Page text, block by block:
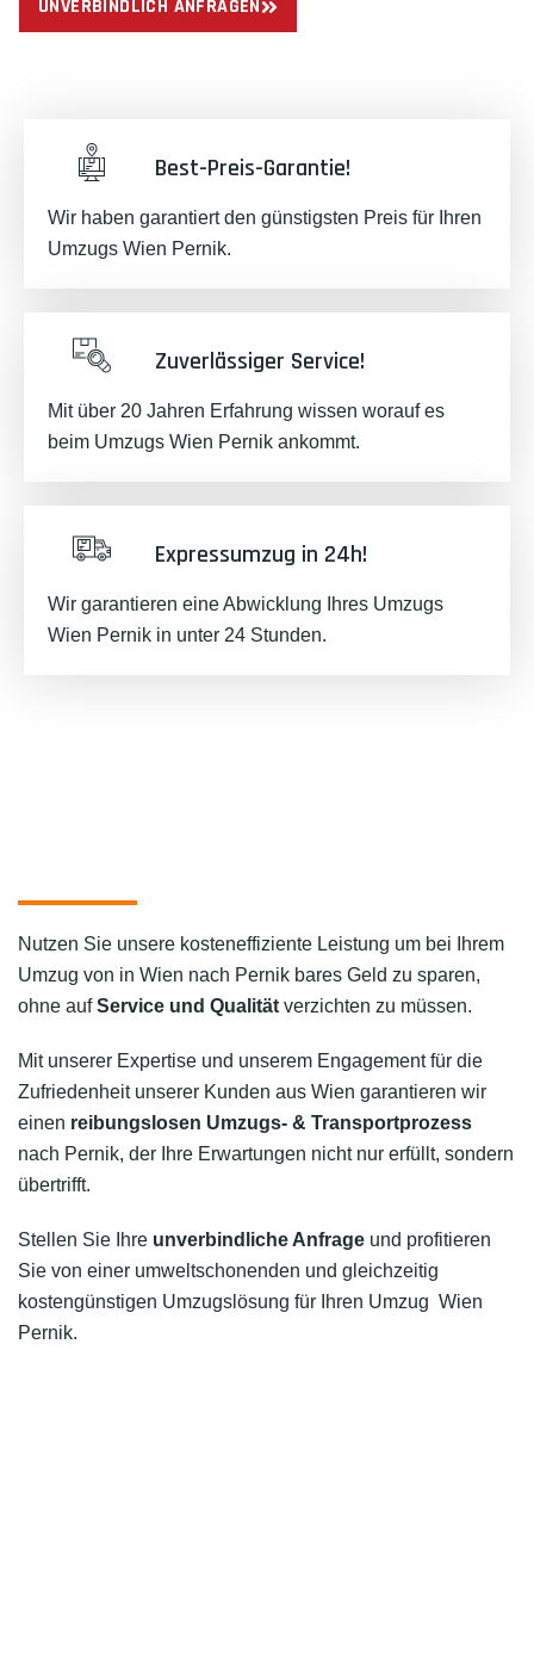
UNVERBINDLICH ANFRAGEN
Best-Preis-Garantie!
Wir haben garantiert den günstigsten Preis für Ihren
Umzugs Wien Pernik.
Zuverlässiger Service!
Mit über 20 Jahren Erfahrung wissen worauf es
beim Umzugs Wien Pernik ankommt.
Expressumzug in 24h!
Wir garantieren eine Abwicklung Ihres Umzugs
Wien Pernik in unter 24 Stunden.
Nutzen Sie unsere kosteneffiziente Leistung um bei Ihrem
Umzug von in Wien nach Pernik bares Geld zu sparen,
ohne aufService und Qualität verzichten zu müssen.
Mit unserer Expertise und unserem Engagement für die
Zufriedenheit unserer Kunden aus Wien garantieren wir
einen reibungslosen Umzugs- & Transportprozess
nach Pernik, der Ihre Erwartungen nicht nur erfüllt, sondern
übertrifft.
Stellen Sie Ihre unverbindliche Anfrage und profitieren
Sie von einer umweltschonenden und gleichzeitig
kostengünstigen Umzugslösung für Ihren Umzug Wien
Pernik.